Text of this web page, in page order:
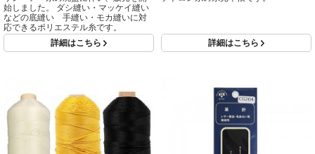
始しました。 ダシ縫い・マッケイ縫い
などの底縫い 手縫い・モカ縫いに対
応できるポリエステル糸です。
詳細はこちら
詳細はこちら